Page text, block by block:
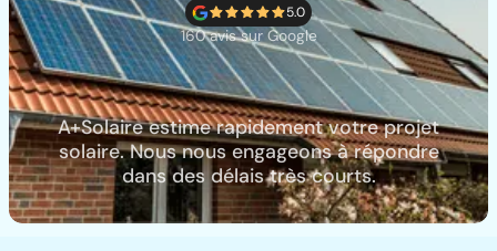
5.0
160 avis sur Google
A+Solaire estime rapidement votre projet
solaire. Nous nous engageons à répondre
dans des délais très courts.